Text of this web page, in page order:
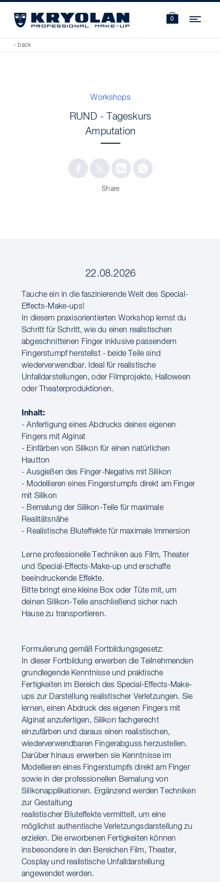
0
‹ back
Workshops
RUND - Tageskurs
Amputation
Share
22.08.2026
Tauche ein in die faszinierende Welt des Special-
Effects-Make-ups!
In diesem praxisorientierten Workshop lernst du
Schritt für Schritt, wie du einen realistischen
abgeschnittenen Finger inklusive passendem
Fingerstumpf herstellst - beide Teile sind
wiederverwendbar. Ideal für realistische
Unfalldarstellungen, oder Filmprojekte, Halloween
oder Theaterproduktionen.
Inhalt:
- Anfertigung eines Abdrucks deines eigenen
Fingers mit Alginat
- Einfärben von Silikon für einen natürlichen
Hautton
- Ausgießen des Finger-Negativs mit Silikon
- Modellieren eines Fingerstumpfs direkt am Finger
mit Silikon
- Bemalung der Silikon-Teile für maximale
Realitätsnähe
- Realistische Bluteffekte für maximale Immersion
Lerne professionelle Techniken aus Film, Theater
und Special-Effects-Make-up und erschaffe
beeindruckende Effekte.
Bitte bringt eine kleine Box oder Tüte mit, um
deinen Silikon-Teile anschließend sicher nach
Hause zu transportieren.
Formulierung gemäß Fortbildungsgesetz:
In dieser Fortbildung erwerben die Teilnehmenden
grundlegende Kenntnisse und praktische
Fertigkeiten im Bereich des Special-Effects-Make-
ups zur Darstellung realistischer Verletzungen. Sie
lernen, einen Abdruck des eigenen Fingers mit
Alginat anzufertigen, Silikon fachgerecht
einzufärben und daraus einen realistischen,
wiederverwendbaren Fingerabguss herzustellen.
Darüber hinaus erwerben sie Kenntnisse im
Modellieren eines Fingerstumpfs direkt am Finger
sowie in der professionellen Bemalung von
Silikonapplikationen. Ergänzend werden Techniken
zur Gestaltung
realistischer Bluteffekte vermittelt, um eine
möglichst authentische Verletzungsdarstellung zu
erzielen. Die erworbenen Fertigkeiten können
insbesondere in den Bereichen Film, Theater,
Cosplay und realistische Unfalldarstellung
angewendet werden.